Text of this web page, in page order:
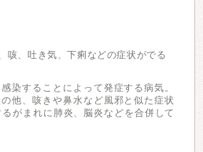
咳、吐き気、下痢などの症状がでる
染することによって発症する病気。
他、咳きや鼻水など風邪と似た症状
がまれに肺炎、脳炎などを合併して